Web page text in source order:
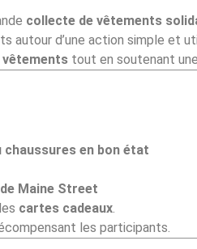
collecte de vêtements
autour d’une action simple et
vêtements tout en soutenant
chaussures en bon état
Maine Street
cartes cadeaux.
les participants.